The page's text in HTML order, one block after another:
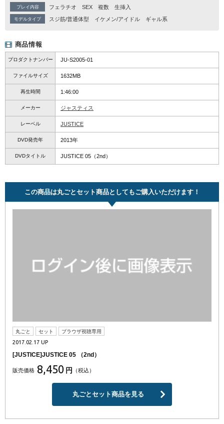
プレイ内容 フェラチオ SEX 複数 生挿入
モデルタイプ スジ筋/普通体型 イケメン/アイドル ギャル系
商品情報
プロダクトナンバー JU-S2005-01
ファイルサイズ 1632MB
再生時間 1:46:00
メーカー ジャスティス
レーベル JUSTICE
DVD発売年 2013年
DVDタイトル JUSTICE 05（2nd）
この商品は丸ごとセット商品としてもご購入いただけます！
丸ごと セット ブラウザ視聴専用
2017.02.17 UP
[JUSTICE]JUSTICE 05 （2nd）
販売価格 8,450 円 （税込）
丸ごとセット商品を見る